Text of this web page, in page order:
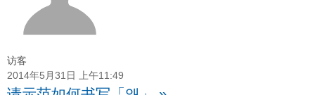
访客
2014年5月31日 上午11:49